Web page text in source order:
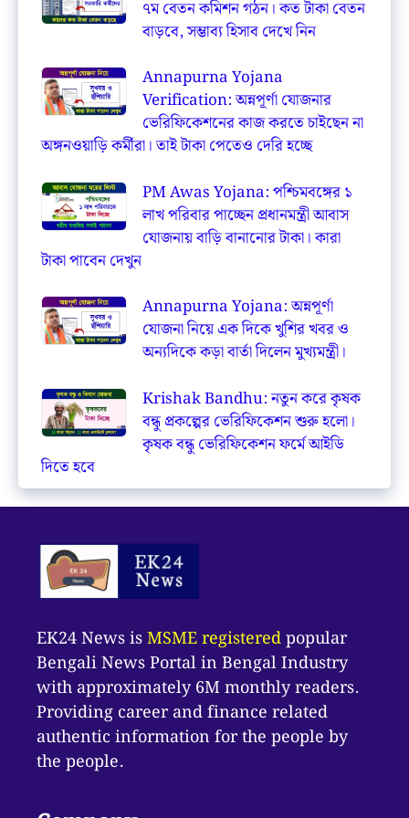
৭ম বেতন কমিশন গঠন। কত টাকা বেতন
বাড়বে, সম্ভাব্য হিসাব দেখে নিন
Annapurna Yojana
Verification: অন্নপূর্ণা যোজনার
ভেরিফিকেশনের কাজ করতে চাইছেন না
অঙ্গনওয়াড়ি কর্মীরা। তাই টাকা পেতেও দেরি হচ্ছে
PM Awas Yojana: পশ্চিমবঙ্গের ১
লাখ পরিবার পাচ্ছেন প্রধানমন্ত্রী আবাস
যোজনায় বাড়ি বানানোর টাকা। কারা
টাকা পাবেন দেখুন
Annapurna Yojana: অন্নপূর্ণা
যোজনা নিয়ে এক দিকে খুশির খবর ও
অন্যদিকে কড়া বার্তা দিলেন মুখ্যমন্ত্রী।
Krishak Bandhu: নতুন করে কৃষক
বন্ধু প্রকল্পের ভেরিফিকেশন শুরু হলো।
কৃষক বন্ধু ভেরিফিকেশন ফর্মে আইডি
দিতে হবে
EK24 News isMSME registeredpopular
Bengali News Portal in Bengal Industry
with approximately 6M monthly readers.
Providing career and finance related
authentic information for the people by
the people.